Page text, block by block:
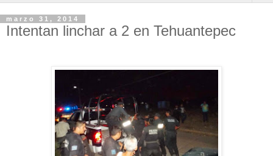
marzo 31, 2014
Intentan linchar a 2 en Tehuantepec